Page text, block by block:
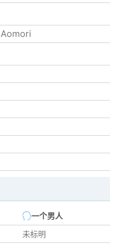
Aomori
一个男人
未标明